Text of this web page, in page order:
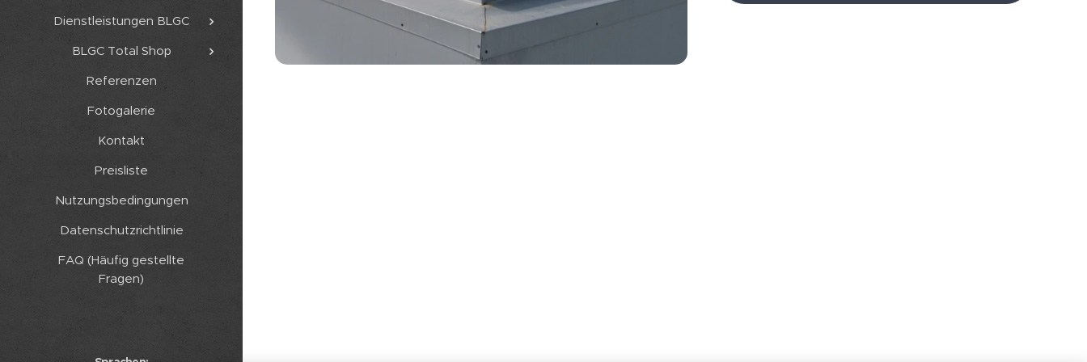
Dienstleistungen BLGC
BLGC Total Shop
Referenzen
Fotogalerie
Kontakt
Preisliste
Nutzungsbedingungen
Datenschutzrichtlinie
FAQ (Häufig gestellte
Fragen)